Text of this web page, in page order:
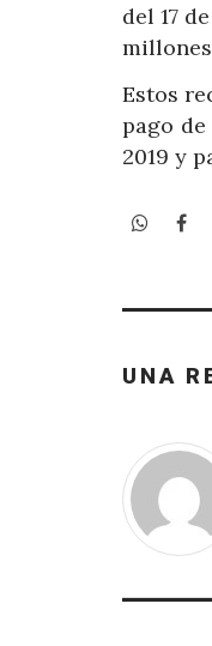
del 17
Estos
pago
2019 y
UNA